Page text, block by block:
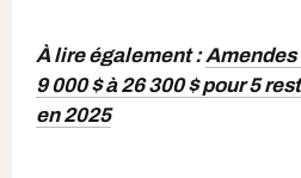
À lire également :
9 000 $ à 26 300 $ pour 5
en 2025